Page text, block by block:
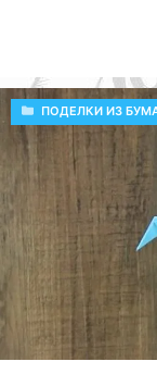
РУБРИКИ
ПОДЕЛКИ ИЗ